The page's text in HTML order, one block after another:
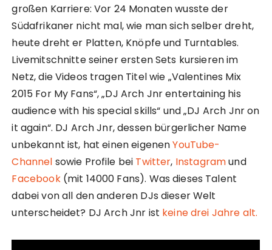
großen Karriere: Vor 24 Monaten wusste der
Südafrikaner nicht mal, wie man sich selber dreht,
heute dreht er Platten, Knöpfe und Turntables.
Livemitschnitte seiner ersten Sets kursieren im
Netz, die Videos tragen Titel wie „Valentines Mix
2015 For My Fans“, „DJ Arch Jnr entertaining his
audience with his special skills“ und „DJ Arch Jnr on
it again“. DJ Arch Jnr, dessen bürgerlicher Name
unbekannt ist, hat einen eigenenYouTube-
Channel sowie Profile bei Twitter, Instagramund
Facebook(mit 14000 Fans). Was dieses Talent
dabei von all den anderen DJs dieser Welt
unterscheidet? DJ Arch Jnr ist keine drei Jahre alt.